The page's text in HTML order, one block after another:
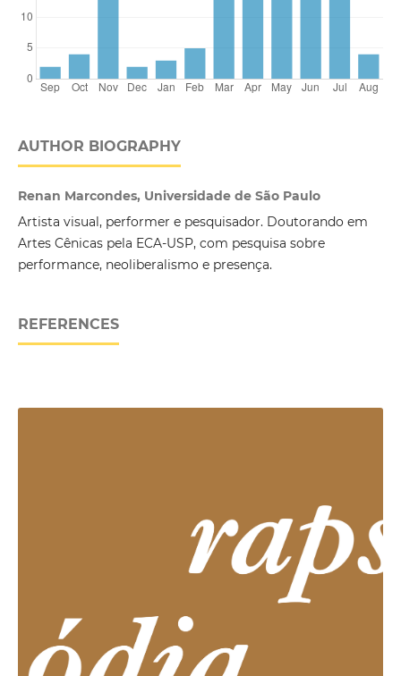
AUTHOR BIOGRAPHY
Renan Marcondes, Universidade de São Paulo
Artista visual, performer e pesquisador. Doutorando em
Artes Cênicas pela ECA-USP, com pesquisa sobre
performance, neoliberalismo e presença.
REFERENCES